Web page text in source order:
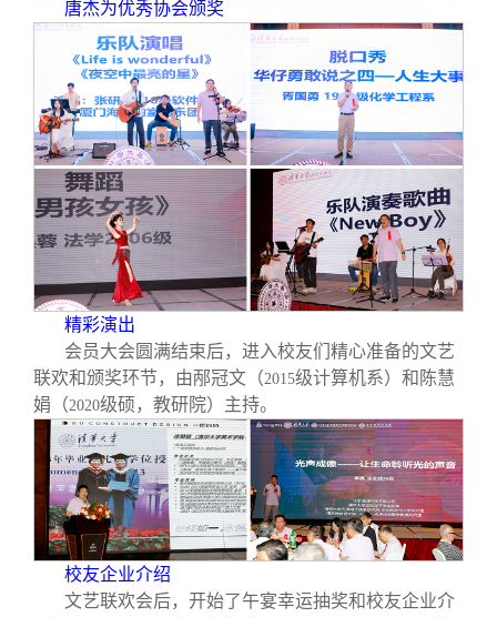
唐杰为优秀协会颁奖
精彩演出
会员大会圆满结束后，进入校友们精心准备的文艺
联欢和颁奖环节，由邴冠文（2015级计算机系）和陈慧
娟（2020级硕，教研院）主持。
校友企业介绍
文艺联欢会后，开始了午宴幸运抽奖和校友企业介